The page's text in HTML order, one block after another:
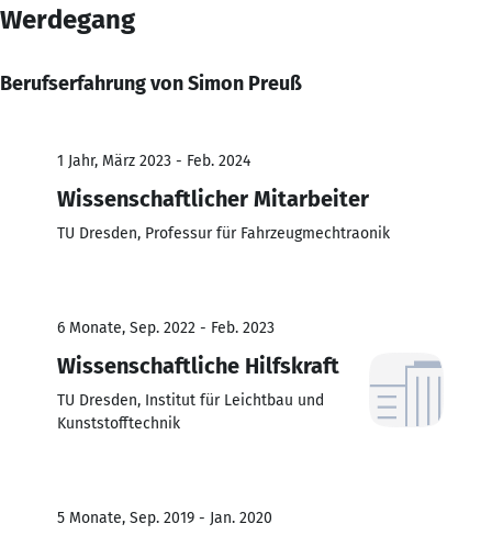
Werdegang
Berufserfahrung von Simon Preuß
1 Jahr, März 2023 - Feb. 2024
Wissenschaftlicher Mitarbeiter
TU Dresden, Professur für Fahrzeugmechtraonik
6 Monate, Sep. 2022 - Feb. 2023
Wissenschaftliche Hilfskraft
TU Dresden, Institut für Leichtbau und
Kunststofftechnik
5 Monate, Sep. 2019 - Jan. 2020